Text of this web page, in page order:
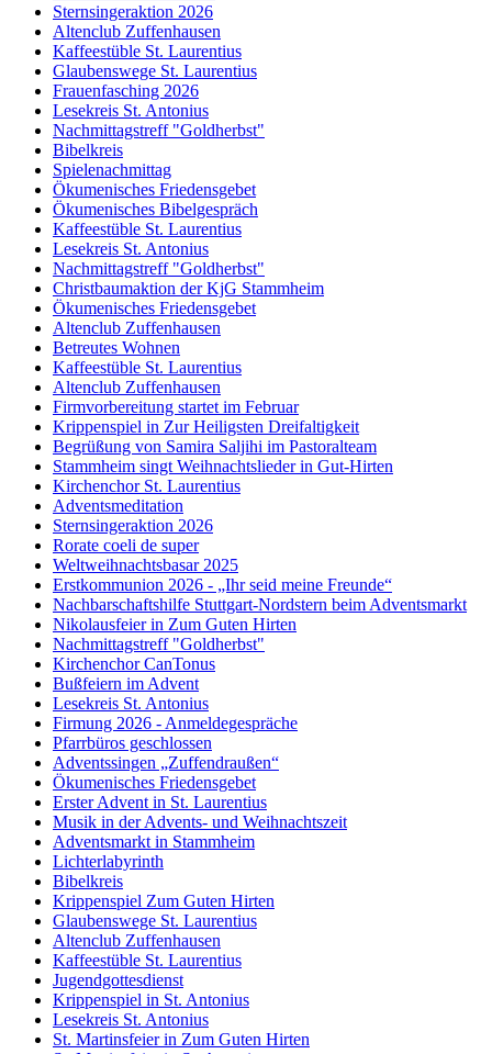
Sternsingeraktion 2026
Altenclub Zuffenhausen
Kaffeestüble St. Laurentius
Glaubenswege St. Laurentius
Frauenfasching 2026
Lesekreis St. Antonius
Nachmittagstreff "Goldherbst"
Bibelkreis
Spielenachmittag
Ökumenisches Friedensgebet
Ökumenisches Bibelgespräch
Kaffeestüble St. Laurentius
Lesekreis St. Antonius
Nachmittagstreff "Goldherbst"
Christbaumaktion der KjG Stammheim
Ökumenisches Friedensgebet
Altenclub Zuffenhausen
Betreutes Wohnen
Kaffeestüble St. Laurentius
Altenclub Zuffenhausen
Firmvorbereitung startet im Februar
Krippenspiel in Zur Heiligsten Dreifaltigkeit
Begrüßung von Samira Saljihi im Pastoralteam
Stammheim singt Weihnachtslieder in Gut-Hirten
Kirchenchor St. Laurentius
Adventsmeditation
Sternsingeraktion 2026
Rorate coeli de super
Weltweihnachtsbasar 2025
Erstkommunion 2026 - „Ihr seid meine Freunde“
Nachbarschaftshilfe Stuttgart-Nordstern beim Adventsmarkt
Nikolausfeier in Zum Guten Hirten
Nachmittagstreff "Goldherbst"
Kirchenchor CanTonus
Bußfeiern im Advent
Lesekreis St. Antonius
Firmung 2026 - Anmeldegespräche
Pfarrbüros geschlossen
Adventssingen „Zuffendraußen“
Ökumenisches Friedensgebet
Erster Advent in St. Laurentius
Musik in der Advents- und Weihnachtszeit
Adventsmarkt in Stammheim
Lichterlabyrinth
Bibelkreis
Krippenspiel Zum Guten Hirten
Glaubenswege St. Laurentius
Altenclub Zuffenhausen
Kaffeestüble St. Laurentius
Jugendgottesdienst
Krippenspiel in St. Antonius
Lesekreis St. Antonius
St. Martinsfeier in Zum Guten Hirten